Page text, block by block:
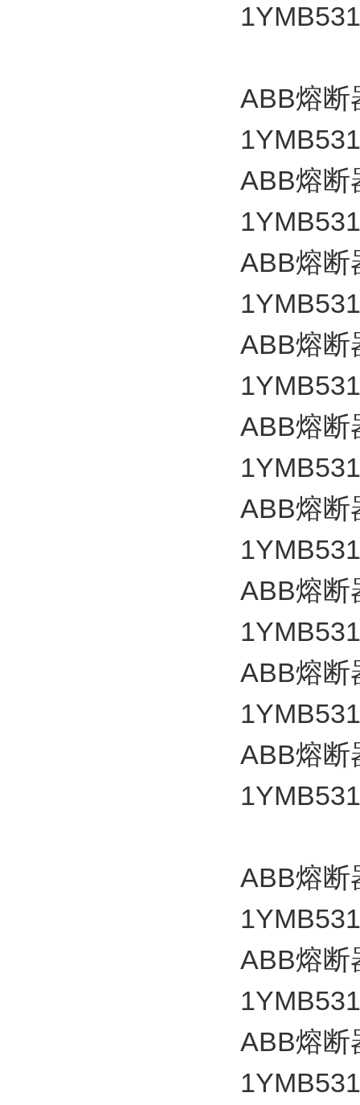
ABB熔断
ABB熔断
ABB熔断
ABB熔断
ABB熔断
ABB熔断
ABB熔断
ABB熔断
ABB熔断
ABB熔断
ABB熔断
ABB熔断